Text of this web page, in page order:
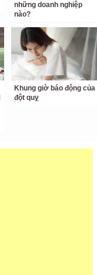
những doanh nghiệp
nào?
Khung giờ báo động của
đột quỵ